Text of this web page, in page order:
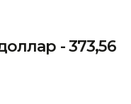
доллар - 373,56